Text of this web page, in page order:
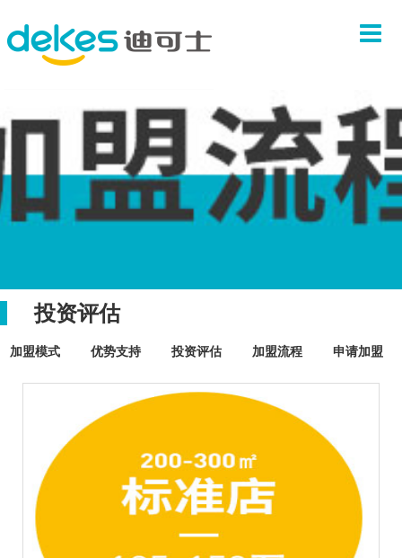
关于我们
企业文化
产品系列
炸鸡系列
饮料甜品
优惠活动
门店展示
加盟迪可士
投资评估
加盟模式 优势支持 投资评估 加盟流程 申请加盟